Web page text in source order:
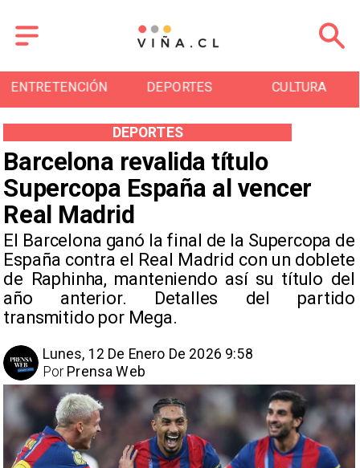
ENTRETENCIÓN DEPORTES CULTURA
Barcelona revalida título
Supercopa España al vencer
Real Madrid
El Barcelona ganó la final de la Supercopa de
España contra el Real Madrid con un doblete
de Raphinha, manteniendo así su título del
año anterior. Detalles del partido
transmitido por Mega.
DEPORTES
Lunes, 12 De Enero De 2026 9:58
Prensa Web
Por